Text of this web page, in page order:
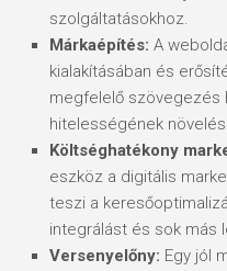
szolgáltatásokhoz.
Márkaépítés: A
kialakításában és
megfelelő szövegezés
hitelességének
Költséghatékony
eszköz a digitális
teszi a
integrálást és sok más
Versenyelőny: Egy jól